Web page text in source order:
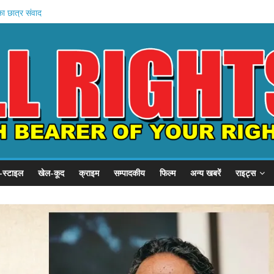
से गुहार
छात्र संवाद
शुरू
प्रदर्शन
खेल-कूद क्राइम सम्पादकीय फिल्म अन्य खबरें राइट्स